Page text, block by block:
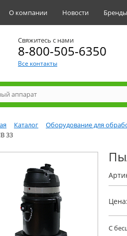
О компании Новости Бренды
Свяжитесь с нами
8-800-505-6350
Все контакты
Каталог
Оборудование для
33
Цена:
С